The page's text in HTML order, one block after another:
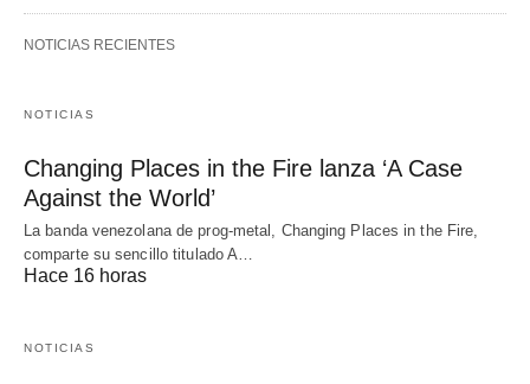
NOTICIAS RECIENTES
NOTICIAS
Changing Places in the Fire lanza ‘A Case
Against the World’
La banda venezolana de prog-metal, Changing Places in the Fire,
comparte su sencillo titulado A…
Hace 16 horas
NOTICIAS